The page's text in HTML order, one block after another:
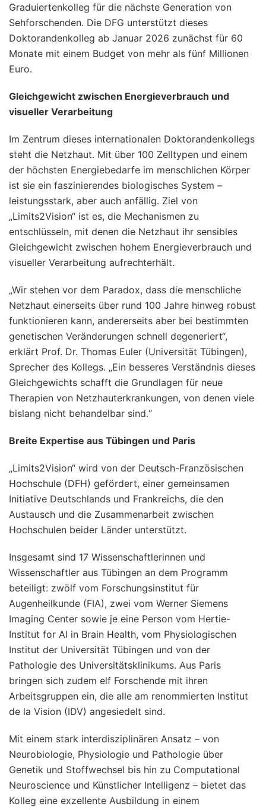
Graduiertenkolleg für die nächste Generation von
Sehforschenden. Die DFG unterstützt dieses
Doktorandenkolleg ab Januar 2026 zunächst für 60
Monate mit einem Budget von mehr als fünf Millionen
Euro.
Gleichgewicht zwischen Energieverbrauch und
visueller Verarbeitung
Im Zentrum dieses internationalen Doktorandenkollegs
steht die Netzhaut. Mit über 100 Zelltypen und einem
der höchsten Energiebedarfe im menschlichen Körper
ist sie ein faszinierendes biologisches System –
leistungsstark, aber auch anfällig. Ziel von
„Limits2Vision“ ist es, die Mechanismen zu
entschlüsseln, mit denen die Netzhaut ihr sensibles
Gleichgewicht zwischen hohem Energieverbrauch und
visueller Verarbeitung aufrechterhält.
„Wir stehen vor dem Paradox, dass die menschliche
Netzhaut einerseits über rund 100 Jahre hinweg robust
funktionieren kann, andererseits aber bei bestimmten
genetischen Veränderungen schnell degeneriert“,
erklärt Prof. Dr. Thomas Euler (Universität Tübingen),
Sprecher des Kollegs. „Ein besseres Verständnis dieses
Gleichgewichts schafft die Grundlagen für neue
Therapien von Netzhauterkrankungen, von denen viele
bislang nicht behandelbar sind.“
Breite Expertise aus Tübingen und Paris
„Limits2Vision“ wird von der Deutsch-Französischen
Hochschule (DFH) gefördert, einer gemeinsamen
Initiative Deutschlands und Frankreichs, die den
Austausch und die Zusammenarbeit zwischen
Hochschulen beider Länder unterstützt.
Insgesamt sind 17 Wissenschaftlerinnen und
Wissenschaftler aus Tübingen an dem Programm
beteiligt: zwölf vom Forschungsinstitut für
Augenheilkunde (FIA), zwei vom Werner Siemens
Imaging Center sowie je eine Person vom Hertie-
Institut for AI in Brain Health, vom Physiologischen
Institut der Universität Tübingen und von der
Pathologie des Universitätsklinikums. Aus Paris
bringen sich zudem elf Forschende mit ihren
Arbeitsgruppen ein, die alle am renommierten Institut
de la Vision (IDV) angesiedelt sind.
Mit einem stark interdisziplinären Ansatz – von
Neurobiologie, Physiologie und Pathologie über
Genetik und Stoffwechsel bis hin zu Computational
Neuroscience und Künstlicher Intelligenz – bietet das
Kolleg eine exzellente Ausbildung in einem